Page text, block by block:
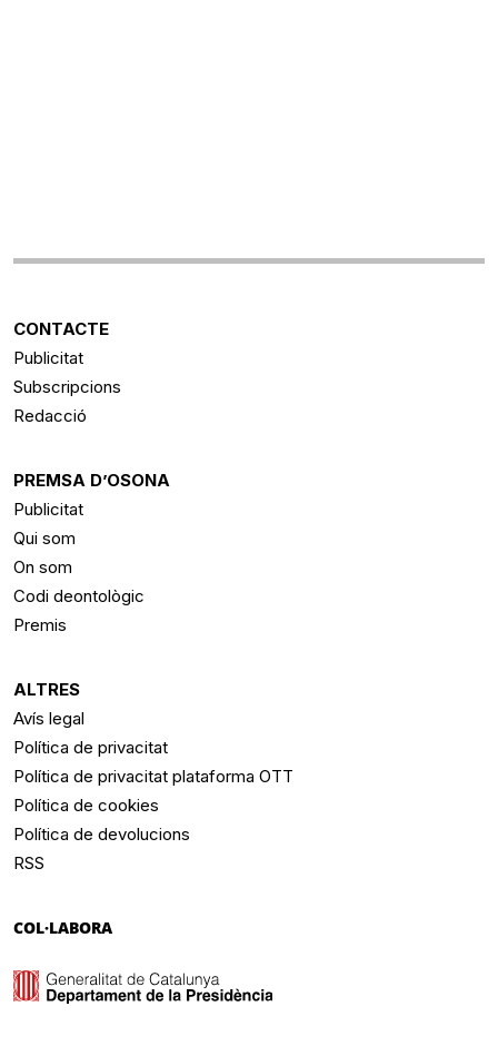
CONTACTE
Publicitat
Subscripcions
Redacció
PREMSA D’OSONA
Publicitat
Qui som
On som
Codi deontològic
Premis
ALTRES
Avís legal
Política de privacitat
Política de privacitat plataforma OTT
Política de cookies
Política de devolucions
RSS
COL·LABORA